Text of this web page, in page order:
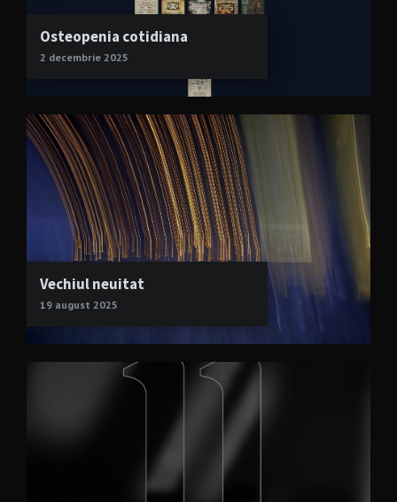
Osteopenia cotidiana
2 decembrie 2025
Vechiul neuitat
19 august 2025